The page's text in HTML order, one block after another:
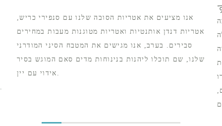
אנו מציעים את אטריות הסובה שלנו עם סנפירי כריש,
אטריות דנדן אותנטיות ואטריות מטוגנות מעבות במחירים
סבירים. בערב, אנו מגישים את המטבח הסיני המודרני
שלנו, שם תוכלו ליהנות בנינוחות מדים סאם המוגש בסיר